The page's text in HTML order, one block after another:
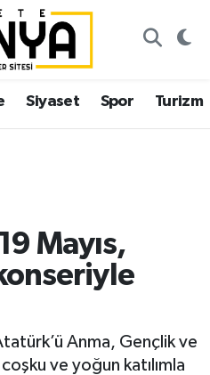
Siyaset Spor Turizm
Mayıs,
Anma, Gençlik ve
ve yoğun katılımla
ve Fikstür